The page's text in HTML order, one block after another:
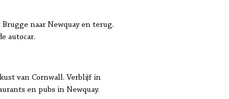
naar Newquay en terug.
autocar.
van Cornwall. Verblijf in
en pubs in Newquay.